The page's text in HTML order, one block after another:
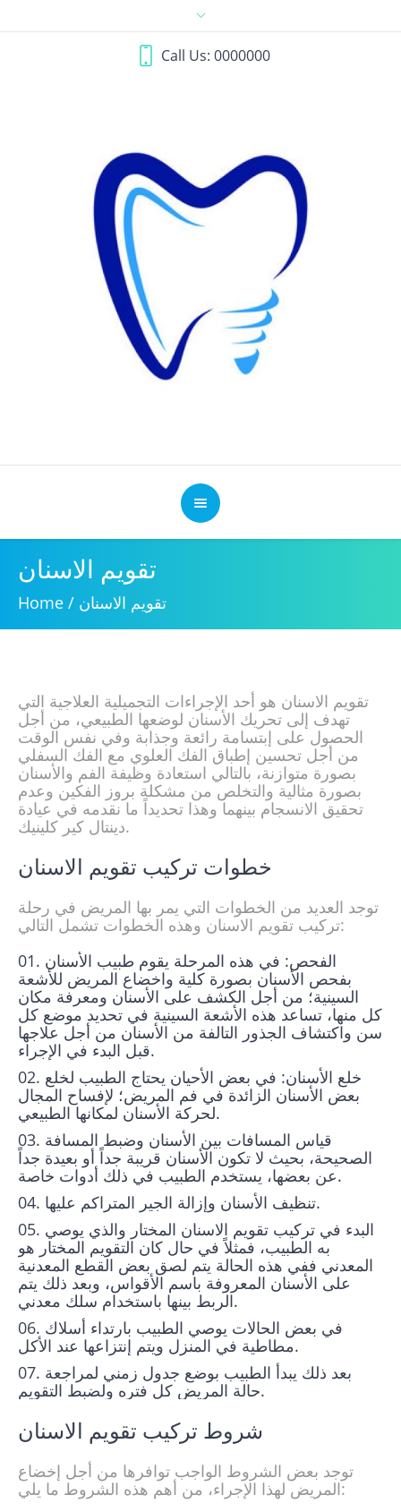
Call Us: 0000000
Home /
تقويم الاسنان​ هو أحد الإجراءات التجميلية العلاجية التي
تهدف إلى تحريك الأسنان لوضعها الطبيعي، من أجل
الحصول على إبتسامة رائعة وجذابة وفي نفس الوقت
من أجل تحسين إطباق الفك العلوي مع الفك السفلي
بصورة متوازنة، بالتالي استعادة وظيفة الفم والأسنان
بصورة مثالية والتخلص من مشكلة بروز الفكين وعدم
تحقيق الانسجام بينهما وهذا تحديداً ما نقدمه في عيادة
دينتال كير كلينيك.
توجد العديد من الخطوات التي يمر بها المريض في رحلة
تركيب تقويم الاسنان وهذه الخطوات تشمل التالي:
الفحص: في هذه المرحلة يقوم طبيب الأسنان
بفحص الأسنان بصورة كلية واخضاع المريض للأشعة
السينية؛ من أجل الكشف على الأسنان ومعرفة مكان
كل منها، تساعد هذه الأشعة السينية في تحديد موضع كل
سن واكتشاف الجذور التالفة من الأسنان من أجل علاجها
قبل البدء في الإجراء.
خلع الأسنان: في بعض الأحيان يحتاج الطبيب لخلع
بعض الأسنان الزائدة في فم المريض؛ لإفساح المجال
لحركة الأسنان لمكانها الطبيعي.
قياس المسافات بين الأسنان وضبط المسافة
الصحيحة، بحيث لا تكون الأسنان قريبة جداً أو بعيدة جداً
عن بعضها، يستخدم الطبيب في ذلك أدوات خاصة.
تنظيف الأسنان وإزالة الجير المتراكم عليها.
البدء في تركيب تقويم الاسنان المختار والذي يوصي
به الطبيب، فمثلاً في حال كان التقويم المختار هو
المعدني ففي هذه الحالة يتم لصق بعض القطع المعدنية
على الأسنان المعروفة باسم الأقواس، وبعد ذلك يتم
الربط بينها باستخدام سلك معدني.
في بعض الحالات يوصي الطبيب بارتداء أسلاك
مطاطية في المنزل ويتم إنتزاعها عند الأكل.
بعد ذلك يبدأ الطبيب بوضع جدول زمني لمراجعة
حالة المريض كل فتره ولضبط التقويم.
توجد بعض الشروط الواجب توافرها من أجل إخضاع
المريض لهذا الإجراء، من أهم هذه الشروط ما يلي: